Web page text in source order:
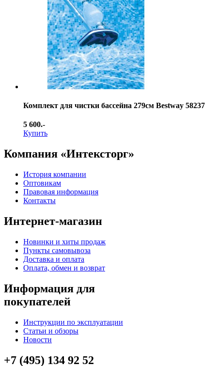
Комплект для чистки бассейна 279см Bestway 58237
5 600.-
Купить
Компания «Интексторг»
История компании
Оптовикам
Правовая информация
Контакты
Интернет-магазин
Новинки и хиты продаж
Пункты самовывоза
Доставка и оплата
Оплата, обмен и возврат
Информация для
покупателей
Инструкции по эксплуатации
Статьи и обзоры
Новости
+7 (495) 134 92 52